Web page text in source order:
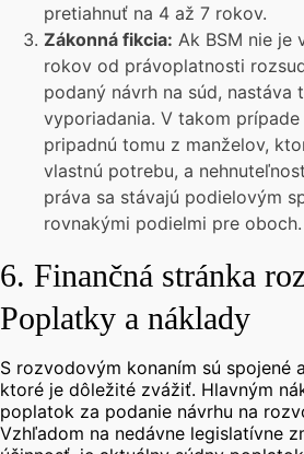
pretiahnuť na 4 až 7 rokov.
Zákonná fikcia: Ak BSM nie je
rokov od právoplatnosti
podaný návrh na súd, nastáva
vyporiadania. V takom
pripadnú tomu z manželov,
vlastnú potrebu, a
práva sa stávajú podielovým
rovnakými podielmi pre oboch.
6. Finančná stránka
Poplatky a náklady
S rozvodovým konaním sú spojené
ktoré je dôležité zvážiť. Hlavným
poplatok za podanie návrhu na
Vzhľadom na nedávne legislatívne